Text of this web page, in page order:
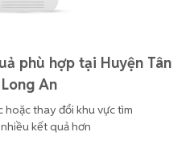
phù hợp tại Huyện Tân
An
hoặc thay đổi khu vực tìm
kết quả hơn